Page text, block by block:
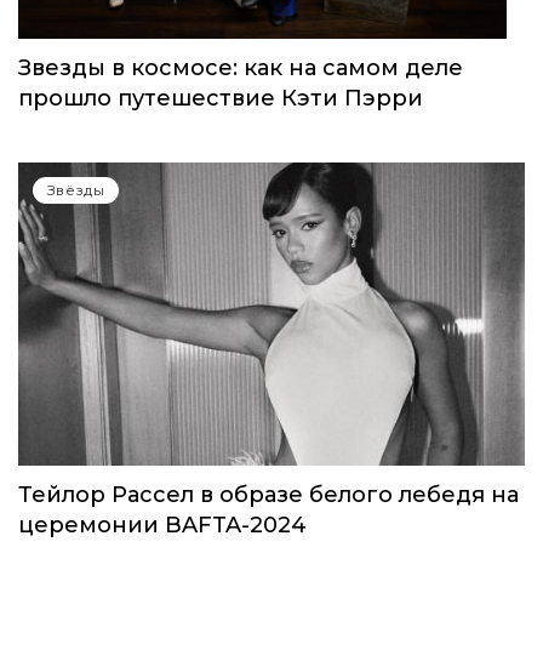
Звезды в космосе: как на самом деле
прошло путешествие Кэти Пэрри
Звёзды
Тейлор Рассел в образе белого лебедя на
церемонии BAFTA-2024